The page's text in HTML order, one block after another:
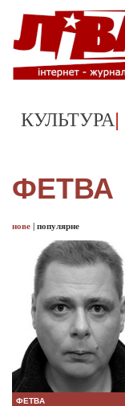
КУЛЬТУРА|
ФЕТВА
нове | популярне
ФЕТВА